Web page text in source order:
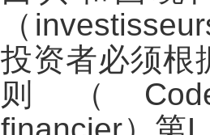
（
投资者必须根
则（